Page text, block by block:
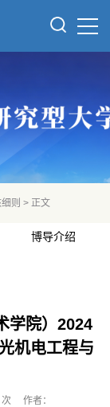
则 > 正文
博导介绍
学院）2024
机电工程与
次 作者：